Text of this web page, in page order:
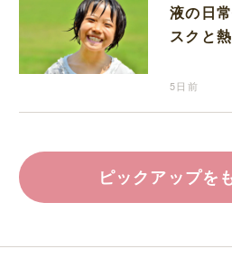
液の日
スクと
5日前
ピックアップを